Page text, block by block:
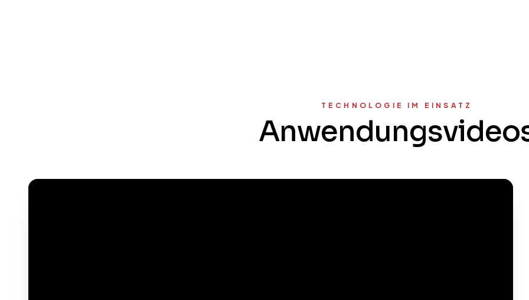
TECHNOLOGIE IM EINSATZ